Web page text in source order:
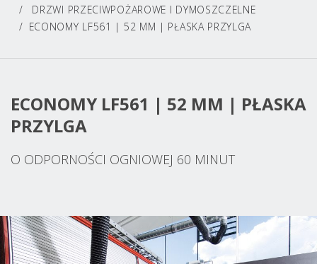
DRZWI PRZECIWPOŻAROWE I DYMOSZCZELNE
ECONOMY LF561 | 52 MM | PŁASKA PRZYLGA
ECONOMY LF561 | 52 MM | PŁASKA
PRZYLGA
O ODPORNOŚCI OGNIOWEJ 60 MINUT